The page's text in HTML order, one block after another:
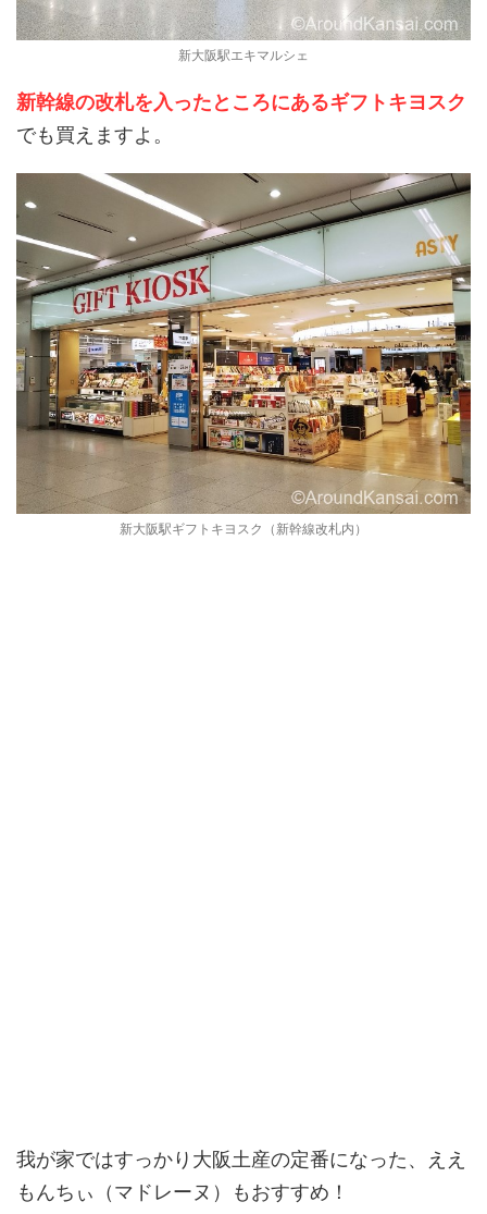
新大阪駅エキマルシェ
新幹線の改札を入ったところにあるギフトキヨスク
でも買えますよ。
新大阪駅ギフトキヨスク（新幹線改札内）
我が家ではすっかり大阪土産の定番になった、ええ
もんちぃ（マドレーヌ）もおすすめ！